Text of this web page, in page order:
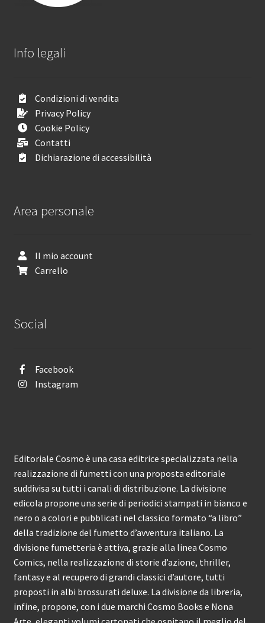
Info legali
Condizioni di vendita
Privacy Policy
Cookie Policy
Contatti
Dichiarazione di accessibilità
Area personale
Il mio account
Carrello
Social
Facebook
Instagram
Editoriale Cosmo è una casa editrice specializzata nella
realizzazione di fumetti con una proposta editoriale
suddivisa su tutti i canali di distribuzione. La divisione
edicola propone una serie di periodici stampati in bianco e
nero o a colori e pubblicati nel classico formato “a libro”
della tradizione del fumetto d’avventura italiano. La
divisione fumetteria è attiva, grazie alla linea Cosmo
Comics, nella realizzazione di storie d’azione, thriller,
fantasy e al recupero di grandi classici d’autore, tutti
proposti in albi brossurati deluxe. La divisione da libreria,
infine, propone, con i due marchi Cosmo Books e Nona